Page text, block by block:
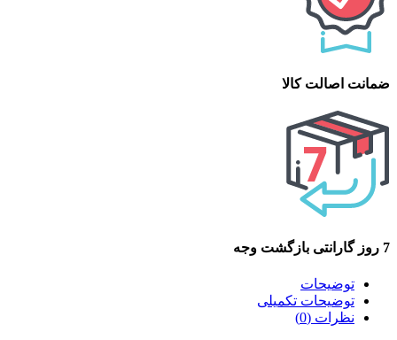
ضمانت اصالت کالا
7 روز گارانتی بازگشت وجه
توضیحات
توضیحات تکمیلی
نظرات (0)